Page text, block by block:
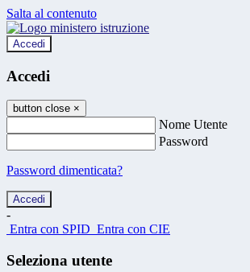
Salta al contenuto
Accedi
Accedi
button close ×
Nome Utente
Password
Password dimenticata?
-
Entra con SPID Entra con CIE
Seleziona utente